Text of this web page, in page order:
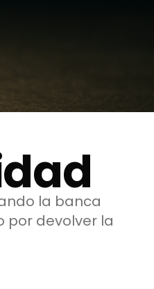
la banca
por devolver la